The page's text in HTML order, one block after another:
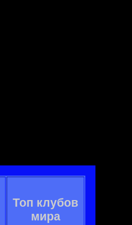
Топ клубов
мира